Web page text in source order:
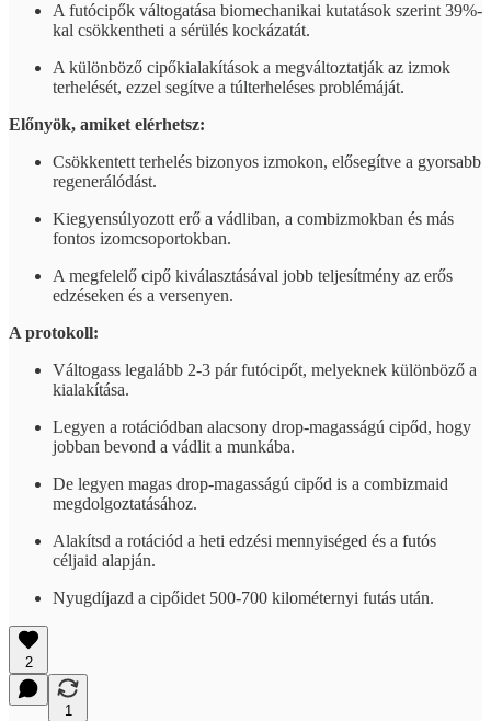
A futócipők váltogatása biomechanikai kutatások szerint 39%-
kal csökkentheti a sérülés kockázatát.
A különböző cipőkialakítások a megváltoztatják az izmok
terhelését, ezzel segítve a túlterheléses problémáját.
Előnyök, amiket elérhetsz:
Csökkentett terhelés bizonyos izmokon, elősegítve a gyorsabb
regenerálódást.
Kiegyensúlyozott erő a vádliban, a combizmokban és más
fontos izomcsoportokban.
A megfelelő cipő kiválasztásával jobb teljesítmény az erős
edzéseken és a versenyen.
A protokoll:
Váltogass legalább 2-3 pár futócipőt, melyeknek különböző a
kialakítása.
Legyen a rotációdban alacsony drop-magasságú cipőd, hogy
jobban bevond a vádlit a munkába.
De legyen magas drop-magasságú cipőd is a combizmaid
megdolgoztatásához.
Alakítsd a rotációd a heti edzési mennyiséged és a futós
céljaid alapján.
Nyugdíjazd a cipőidet 500-700 kilométernyi futás után.
2
1